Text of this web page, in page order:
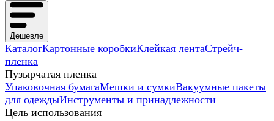
Дешевле
КаталогКартонные коробкиКлейкая лентаСтрейч-
пленка
Пузырчатая пленка
Упаковочная бумагаМешки и сумкиВакуумные пакеты
для одеждыИнструменты и принадлежности
Цель использования